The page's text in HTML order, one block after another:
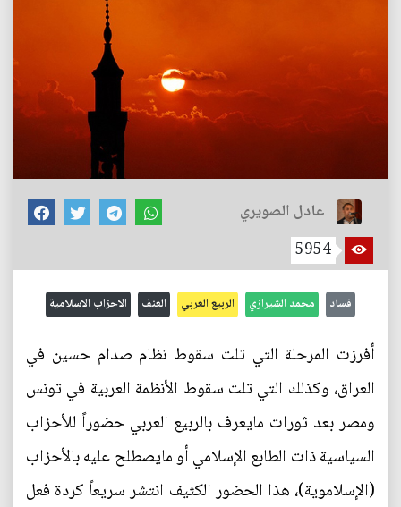
عادل الصويري
5954
فساد محمد الشيرازي الربيع العربي العنف الاحزاب الاسلامية
أفرزت المرحلة التي تلت سقوط نظام صدام حسين في
العراق، وكذلك التي تلت سقوط الأنظمة العربية في تونس
ومصر بعد ثورات مايعرف بالربيع العربي حضوراً للأحزاب
السياسية ذات الطابع الإسلامي أو مايصطلح عليه بالأحزاب
(الإسلاموية)، هذا الحضور الكثيف انتشر سريعاً كردة فعل